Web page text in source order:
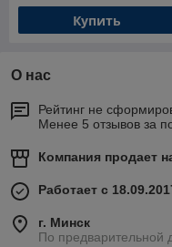
Купить
О нас
Рейтинг не
Менее 5 отзывов за
Компания продает
Работает с
г. Минск
По предварительной